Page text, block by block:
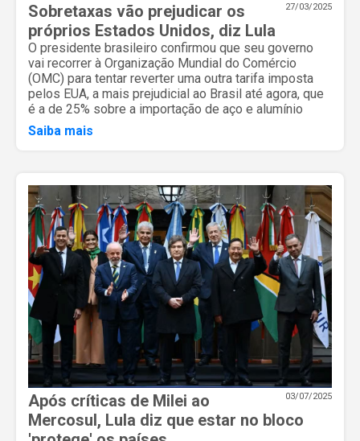
27/03/2025
Sobretaxas vão prejudicar os
próprios Estados Unidos, diz Lula
O presidente brasileiro confirmou que seu governo
vai recorrer à Organização Mundial do Comércio
(OMC) para tentar reverter uma outra tarifa imposta
pelos EUA, a mais prejudicial ao Brasil até agora, que
é a de 25% sobre a importação de aço e alumínio
Saiba mais
03/07/2025
Após críticas de Milei ao
Mercosul, Lula diz que estar no bloco